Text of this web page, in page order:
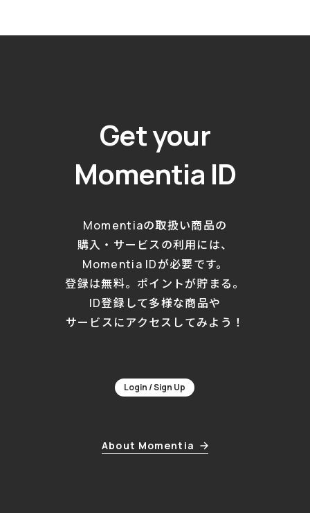
Get your
Momentia ID
Momentiaの取扱い商品の
購入・サービスの利用には、
Momentia IDが必要です。
登録は無料。ポイントが貯まる。
ID登録して多様な商品や
サービスにアクセスしてみよう！
Login / Sign Up
About Momentia